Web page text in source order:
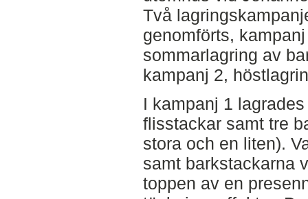
Två
genomförts,
sommarlagring av
kampanj 2,
I kampanj 1
flisstackar samt tre
stora och en liten).
samt barkstackarna
toppen av en